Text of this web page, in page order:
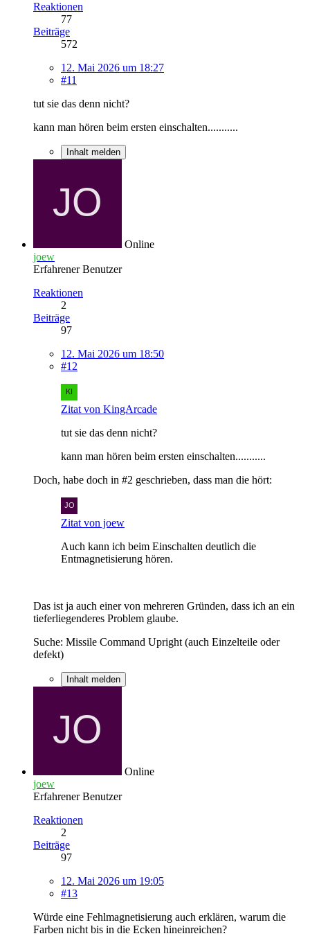
Reaktionen
77
Beiträge
572
12. Mai 2026 um 18:27
#11
tut sie das denn nicht?
kann man hören beim ersten einschalten...........
Inhalt melden
Online
joew
Erfahrener Benutzer
Reaktionen
2
Beiträge
97
12. Mai 2026 um 18:50
#12
Zitat von KingArcade
tut sie das denn nicht?
kann man hören beim ersten einschalten...........
Doch, habe doch in #2 geschrieben, dass man die hört:
Zitat von joew
Auch kann ich beim Einschalten deutlich die
Entmagnetisierung hören.
Das ist ja auch einer von mehreren Gründen, dass ich an ein
tieferliegenderes Problem glaube.
Suche: Missile Command Upright (auch Einzelteile oder
defekt)
Inhalt melden
Online
joew
Erfahrener Benutzer
Reaktionen
2
Beiträge
97
12. Mai 2026 um 19:05
#13
Würde eine Fehlmagnetisierung auch erklären, warum die
Farben nicht bis in die Ecken hineinreichen?